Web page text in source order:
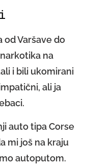
od Varšave do
na
i bili ukomirani
ali ja
auto tipa Corse
mi još na kraju
autoputom.